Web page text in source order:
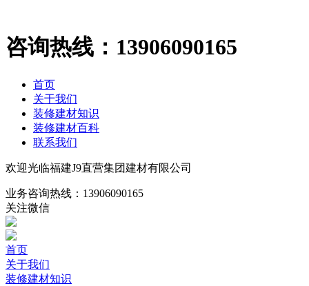
咨询热线： 13906090165
首页
关于我们
装修建材知识
装修建材百科
联系我们
欢迎光临福建J9直营集团建材有限公司
业务咨询热线： 13906090165
关注微信
首页
关于我们
装修建材知识